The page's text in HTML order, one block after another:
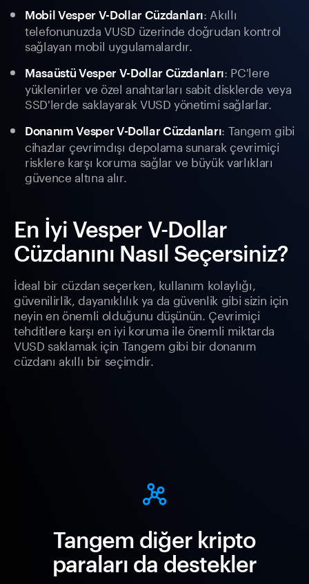
Mobil Vesper V-Dollar Cüzdanları: Akıllı
telefonunuzda VUSD üzerinde doğrudan kontrol
sağlayan mobil uygulamalardır.
Masaüstü Vesper V-Dollar Cüzdanları: PC'lere
yüklenirler ve özel anahtarları sabit disklerde veya
SSD'lerde saklayarak VUSD yönetimi sağlarlar.
Donanım Vesper V-Dollar Cüzdanları: Tangem gibi
cihazlar çevrimdışı depolama sunarak çevrimiçi
risklere karşı koruma sağlar ve büyük varlıkları
güvence altına alır.
En İyi Vesper V-Dollar
Cüzdanını Nasıl Seçersiniz?
İdeal bir cüzdan seçerken, kullanım kolaylığı,
güvenilirlik, dayanıklılık ya da güvenlik gibi sizin için
neyin en önemli olduğunu düşünün. Çevrimiçi
tehditlere karşı en iyi koruma ile önemli miktarda
VUSD saklamak için Tangem gibi bir donanım
cüzdanı akıllı bir seçimdir.
Tangem diğer kripto
paraları da destekler